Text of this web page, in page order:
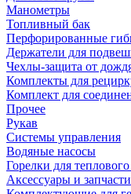
Манометры
Топливный бак
Перфорированные
Держатели для
Чехлы-защита от
Комплекты для
Комплект для
Прочее
Рукав
Системы управления
Водяные насосы
Горелки для
Аксессуары и